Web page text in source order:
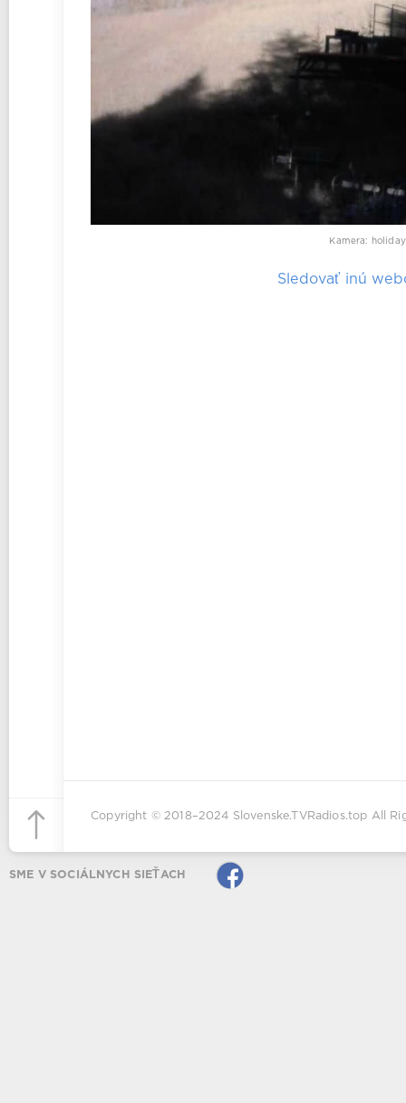
Kamera:
Sledovať inú
Copyright © 2018–2024 Slovenske.TVRadios.top All
SME V SOCIÁLNYCH SIEŤACH